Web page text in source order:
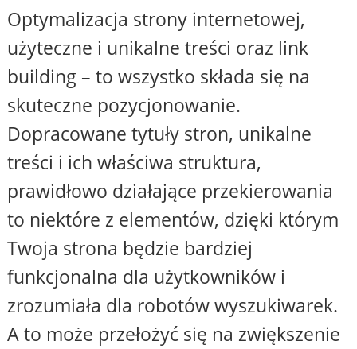
Optymalizacja strony internetowej,
użyteczne i unikalne treści oraz link
building – to wszystko składa się na
skuteczne pozycjonowanie.
Dopracowane tytuły stron, unikalne
treści i ich właściwa struktura,
prawidłowo działające przekierowania
to niektóre z elementów, dzięki którym
Twoja strona będzie bardziej
funkcjonalna dla użytkowników i
zrozumiała dla robotów wyszukiwarek.
A to może przełożyć się na zwiększenie